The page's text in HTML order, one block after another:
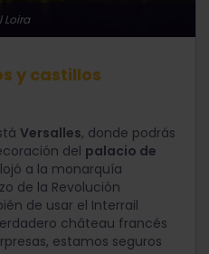
Loira
y castillos
Versalles, donde podrás
del palacio de
a la monarquía
de la Revolución
de usar el Interrail
château francés
estamos seguros